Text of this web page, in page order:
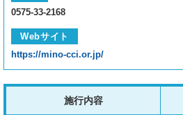
0575-33-2168
Webサイト
https://mino-cci.or.jp/
施行内容